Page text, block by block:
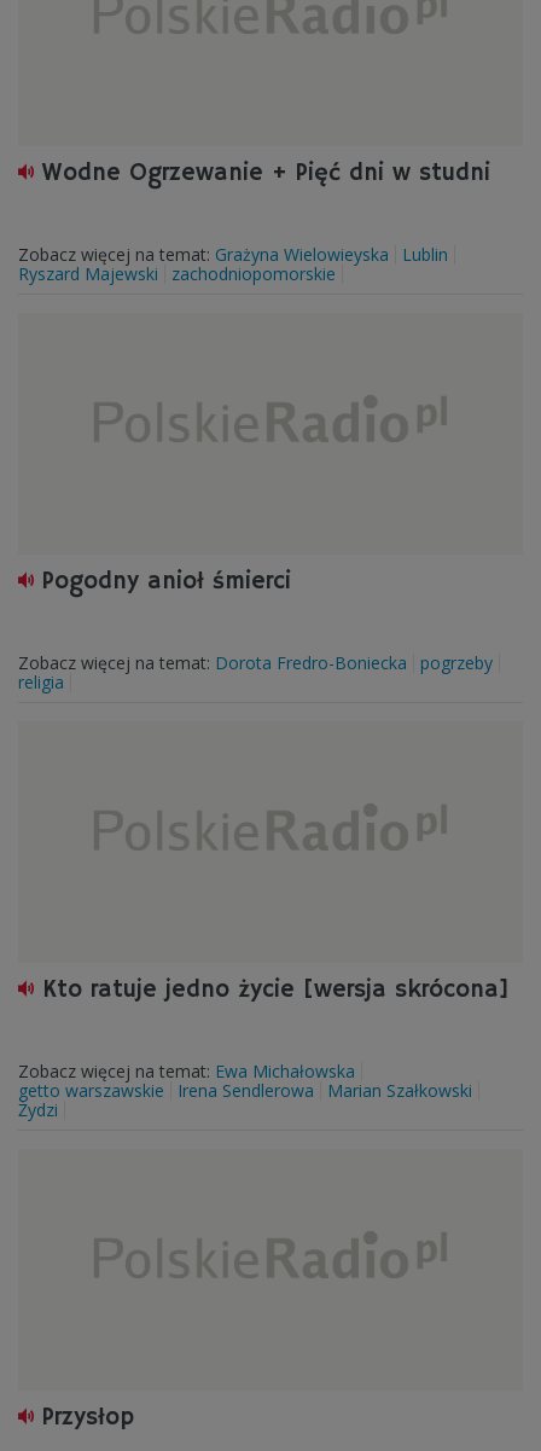
Wodne Ogrzewanie + Pięć dni w studni
Zobacz więcej na temat: Grażyna Wielowieyska
Lublin
Ryszard Majewski
zachodniopomorskie
Pogodny anioł śmierci
Zobacz więcej na temat: Dorota Fredro-Boniecka
pogrzeby
religia
Kto ratuje jedno życie [wersja skrócona]
Zobacz więcej na temat: Ewa Michałowska
getto warszawskie
Irena Sendlerowa
Marian Szałkowski
Żydzi
Przysłop